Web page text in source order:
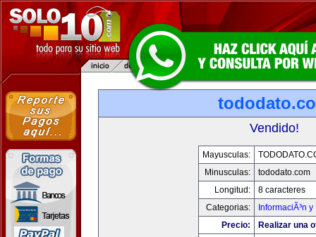
Vendido!
Mayusculas:
Minusculas:
tododato.com
Longitud:
8 caracteres
Categorias:
InformaciÃ³n
Precio:
Realizar una